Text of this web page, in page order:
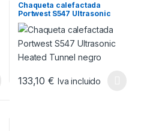
Chaqueta calefactada
Portwest S547 Ultrasonic
Heated Tunnel negro
133,10€ Iva incluido
Este producto tiene múltiples